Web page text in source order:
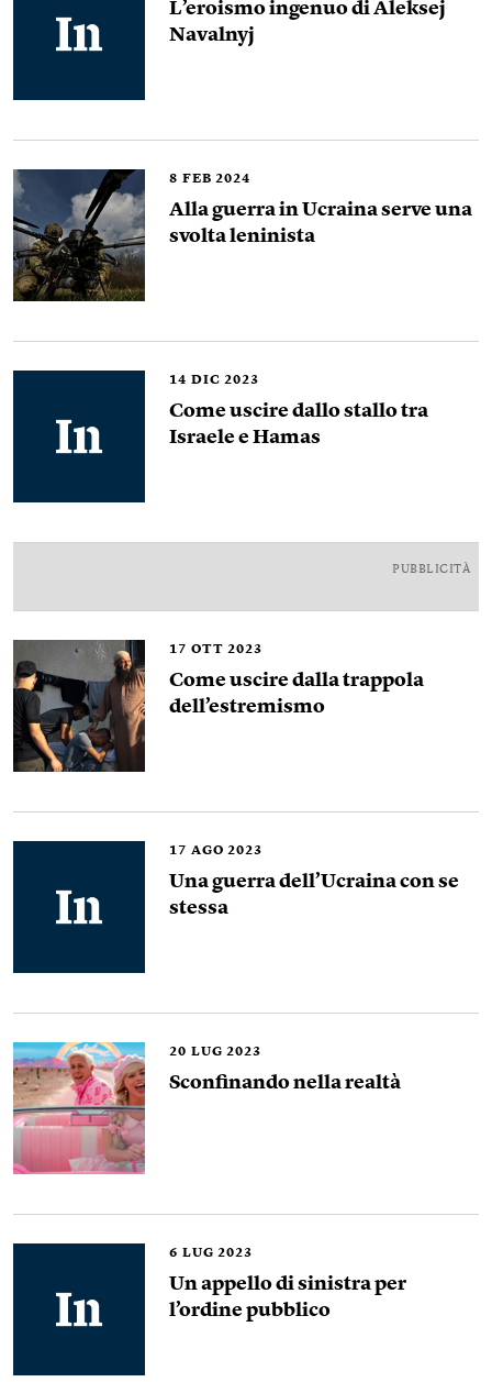
L’eroismo ingenuo di Aleksej
Navalnyj
8 FEB 2024
Alla guerra in Ucraina serve una
svolta leninista
14 DIC 2023
Come uscire dallo stallo tra
Israele e Hamas
PUBBLICITÀ
17 OTT 2023
Come uscire dalla trappola
dell’estremismo
17 AGO 2023
Una guerra dell’Ucraina con se
stessa
20 LUG 2023
Sconfinando nella realtà
6 LUG 2023
Un appello di sinistra per
l’ordine pubblico